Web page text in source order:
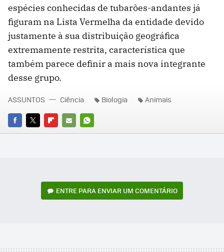
espécies conhecidas de tubarões-andantes já
figuram na Lista Vermelha da entidade devido
justamente à sua distribuição geográfica
extremamente restrita, característica que
também parece definir a mais nova integrante
desse grupo.
FACEBOOK
TWITTERFLIPBOARD
E-
WHATSAPP
ASSUNTOS Ciência Biologia Animais
ENTRE PARA ENVIAR UM COMENTÁRIO